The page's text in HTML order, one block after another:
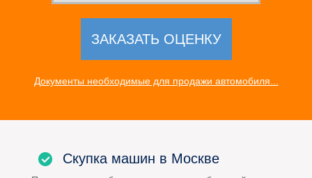
Документы необходимые для продажи автомобиля...
Скупка машин в Москве